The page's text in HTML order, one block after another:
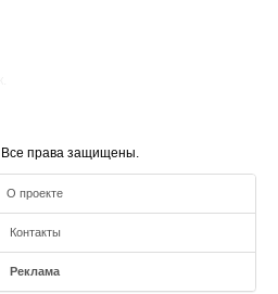
права защищены.
О проекте
Контакты
Реклама